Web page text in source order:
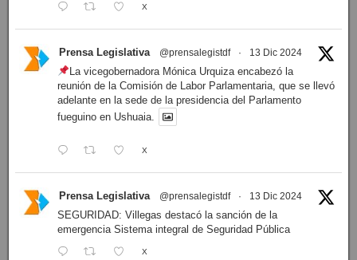
X
Prensa Legislativa @prensalegistdf · 13 Dic 2024
La vicegobernadora Mónica Urquiza encabezó la
reunión de la Comisión de Labor Parlamentaria, que se llevó
adelante en la sede de la presidencia del Parlamento
fueguino en Ushuaia.
X
Prensa Legislativa @prensalegistdf · 13 Dic 2024
SEGURIDAD: Villegas destacó la sanción de la
emergencia Sistema integral de Seguridad Pública
X